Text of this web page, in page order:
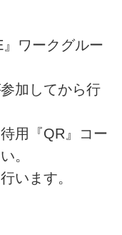
ワークグルー
加してから行
用『QR』コー
。
います。